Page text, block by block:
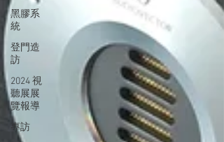
黑膠系
統
登門造
訪
2024 視
聽展展
覽報導
專訪